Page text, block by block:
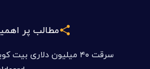
مطالب پر
سرقت ۴۰ میلیون دلاری